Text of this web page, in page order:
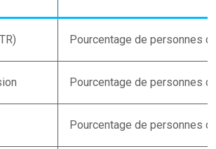
Pourcentage de personnes
Pourcentage de personnes
Pourcentage de personnes